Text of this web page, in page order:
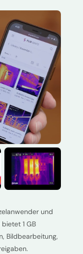
YouTube
und
1 GB
Bildbearbeitung,